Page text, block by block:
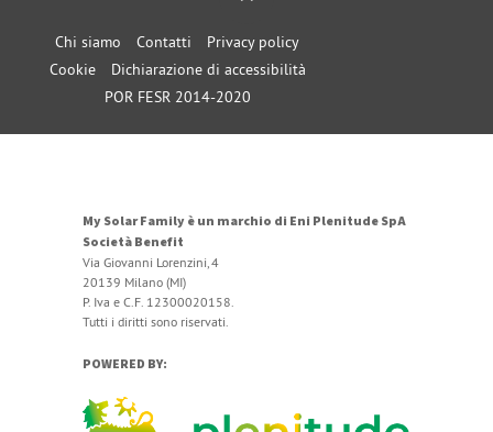
Chi siamo Contatti
Privacy policy
Cookie
Dichiarazione di accessibilità
POR FESR 2014-2020
My Solar Family è un marchio di Eni Plenitude SpA
Società Benefit
Via Giovanni Lorenzini, 4
20139 Milano (MI)
P. Iva e C.F. 12300020158.
Tutti i diritti sono riservati.
POWERED BY: